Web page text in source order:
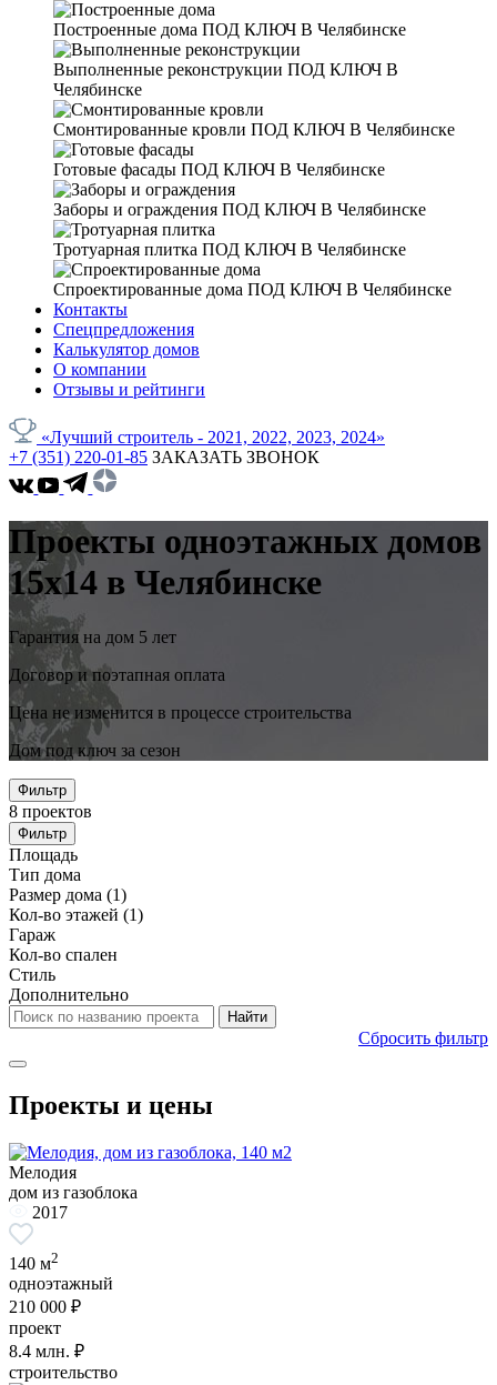
Построенные дома ПОД КЛЮЧ В Челябинске
Выполненные реконструкции ПОД КЛЮЧ В
Челябинске
Смонтированные кровли ПОД КЛЮЧ В Челябинске
Готовые фасады ПОД КЛЮЧ В Челябинске
Заборы и ограждения ПОД КЛЮЧ В Челябинске
Тротуарная плитка ПОД КЛЮЧ В Челябинске
Спроектированные дома ПОД КЛЮЧ В Челябинске
Контакты
Спецпредложения
Калькулятор домов
О компании
Отзывы и рейтинги
«Лучший строитель - 2021, 2022, 2023, 2024»
+7 (351) 220-01-85 ЗАКАЗАТЬ ЗВОНОК
Проекты одноэтажных домов
15x14 в Челябинске
Гарантия на дом 5 лет
Договор и поэтапная оплата
Цена не изменится в процессе строительства
Дом под ключ за сезон
Фильтр
8 проектов
Фильтр
Площадь
Тип дома
Размер дома (1)
Кол-во этажей (1)
Гараж
Кол-во спален
Стиль
Дополнительно
Сбросить фильтр
Проекты и цены
Мелодия
дом из газоблока
2017
140 м2
одноэтажный
210 000 ₽
проект
8.4 млн. ₽
строительство